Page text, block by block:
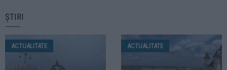
ȘTIRI
ACTUALITATE ACTUALITATE